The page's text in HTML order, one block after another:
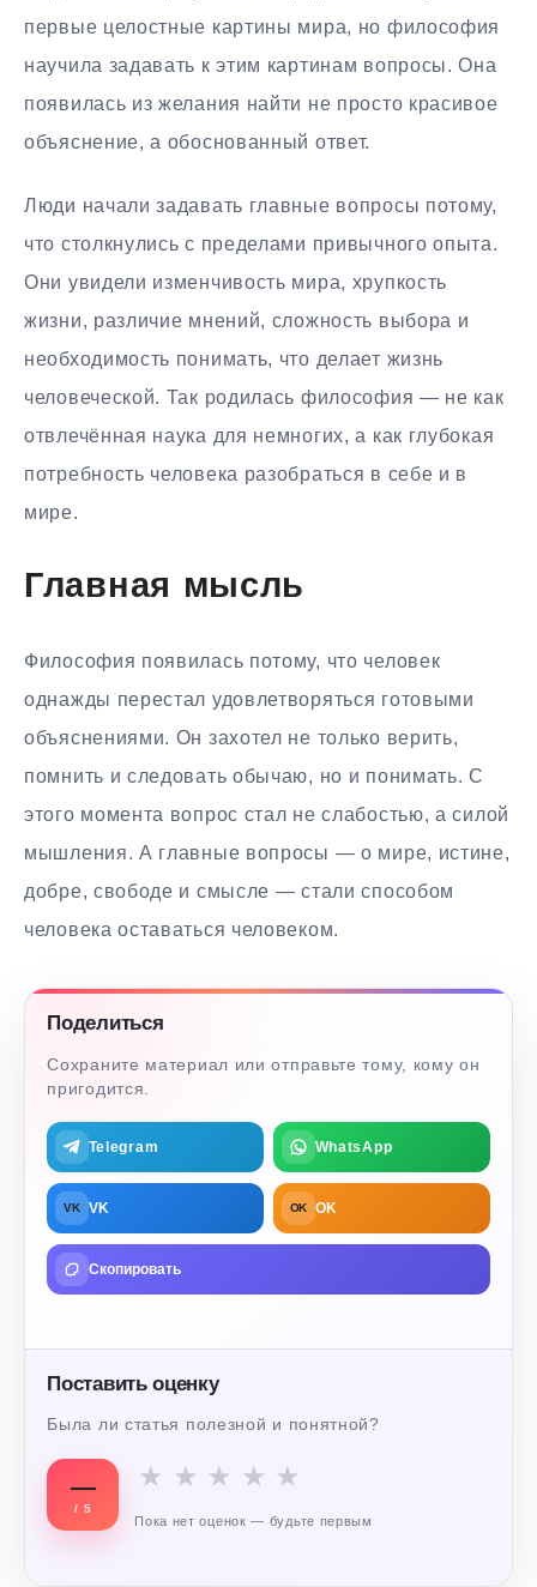
первые целостные картины мира, но философия
научила задавать к этим картинам вопросы. Она
появилась из желания найти не просто красивое
объяснение, а обоснованный ответ.
Люди начали задавать главные вопросы потому,
что столкнулись с пределами привычного опыта.
Они увидели изменчивость мира, хрупкость
жизни, различие мнений, сложность выбора и
необходимость понимать, что делает жизнь
человеческой. Так родилась философия — не как
отвлечённая наука для немногих, а как глубокая
потребность человека разобраться в себе и в
мире.
Главная мысль
Философия появилась потому, что человек
однажды перестал удовлетворяться готовыми
объяснениями. Он захотел не только верить,
помнить и следовать обычаю, но и понимать. С
этого момента вопрос стал не слабостью, а силой
мышления. А главные вопросы — о мире, истине,
добре, свободе и смысле — стали способом
человека оставаться человеком.
Поделиться
Сохраните материал или отправьте тому, кому он
пригодится.
Telegram WhatsApp
VK VK OK OK
Скопировать
Поставить оценку
Была ли статья полезной и понятной?
—
/ 5
★ ★ ★ ★ ★
Пока нет оценок — будьте первым